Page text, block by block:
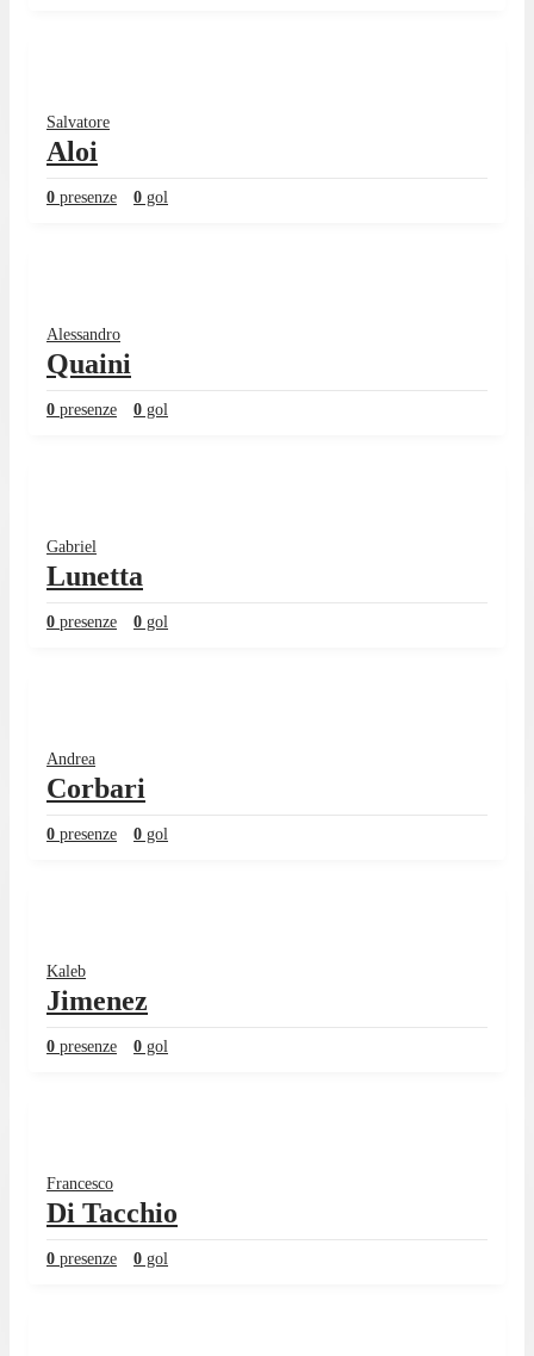
Salvatore
Aloi
0 presenze 0 gol
Alessandro
Quaini
0 presenze 0 gol
Gabriel
Lunetta
0 presenze 0 gol
Andrea
Corbari
0 presenze 0 gol
Kaleb
Jimenez
0 presenze 0 gol
Francesco
Di Tacchio
0 presenze 0 gol